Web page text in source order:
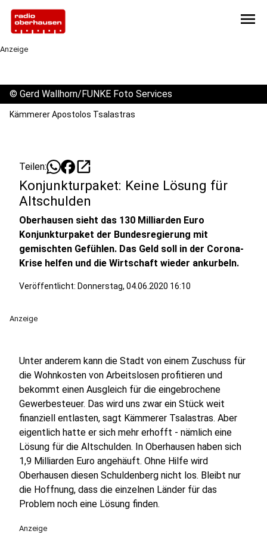
menu
Anzeige
© Gerd Wallhorn/FUNKE Foto Services
Kämmerer Apostolos Tsalastras
Teilen: open_in_new
Konjunkturpaket: Keine Lösung für
Altschulden
Oberhausen sieht das 130 Milliarden Euro
Konjunkturpaket der Bundesregierung mit
gemischten Gefühlen. Das Geld soll in der Corona-
Krise helfen und die Wirtschaft wieder ankurbeln.
Veröffentlicht: Donnerstag, 04.06.2020 16:10
Anzeige
Unter anderem kann die Stadt von einem Zuschuss für
die Wohnkosten von Arbeitslosen profitieren und
bekommt einen Ausgleich für die eingebrochene
Gewerbesteuer. Das wird uns zwar ein Stück weit
finanziell entlasten, sagt Kämmerer Tsalastras. Aber
eigentlich hatte er sich mehr erhofft - nämlich eine
Lösung für die Altschulden. In Oberhausen haben sich
1,9 Milliarden Euro angehäuft. Ohne Hilfe wird
Oberhausen diesen Schuldenberg nicht los. Bleibt nur
die Hoffnung, dass die einzelnen Länder für das
Problem noch eine Lösung finden.
Anzeige